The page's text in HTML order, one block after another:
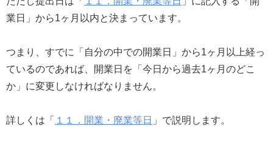
業日」から1ヶ月以内と決まっています。
つまり、すでに「自分の中での開業日」から1ヶ月以上経っ
ているのであれば、開業日を「今日から過去1ヶ月のどこ
か」に変更しなければなりません。
詳しくは「 １１．開業・廃業等日 」で説明します。